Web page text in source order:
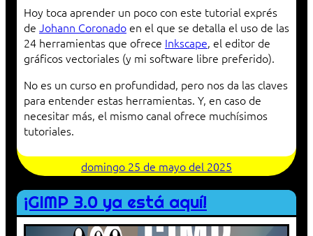
Hoy toca aprender un poco con este tutorial exprés
de Johann Coronado en el que se detalla el uso de las
24 herramientas que ofrece Inkscape, el editor de
gráficos vectoriales (y mi software libre preferido).
No es un curso en profundidad, pero nos da las claves
para entender estas herramientas. Y, en caso de
necesitar más, el mismo canal ofrece muchísimos
tutoriales.
domingo 25 de mayo del 2025
¡GIMP 3.0 ya está aquí!